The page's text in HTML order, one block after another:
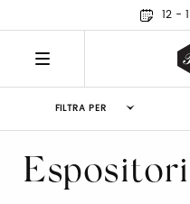
12 -
FILTRA PER
Espositori